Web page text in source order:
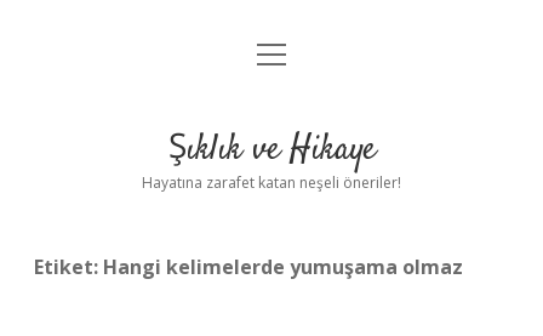
Anasayfa
Yasal Uyarı
menüyü
Şıklık ve Hikaye
Hayatına zarafet katan neşeli öneriler!
Etiket: Hangi kelimelerde yumuşama olmaz